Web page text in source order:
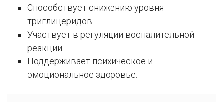
Способствует снижению уровня
триглицеридов.
Участвует в регуляции воспалительной
реакции.
Поддерживает психическое и
эмоциональное здоровье.